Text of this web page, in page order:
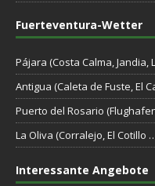
Fuerteventura-Wetter
Pájara (Costa Calma, Jandia,
Antigua (Caleta de Fuste, El
Puerto del Rosario
La Oliva (Corralejo, El Cotillo
Interessante Angebote